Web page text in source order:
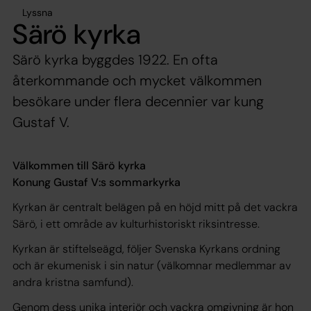
Lyssna
Särö kyrka
Särö kyrka byggdes 1922. En ofta
återkommande och mycket välkommen
besökare under flera decennier var kung
Gustaf V.
Välkommen till Särö kyrka
Konung Gustaf V:s sommarkyrka
Kyrkan är centralt belägen på en höjd mitt på det vackra
Särö, i ett område av kulturhistoriskt riksintresse.
Kyrkan är stiftelseägd, följer Svenska Kyrkans ordning
och är ekumenisk i sin natur (välkomnar medlemmar av
andra kristna samfund).
Genom dess unika interiör och vackra omgivning är hon